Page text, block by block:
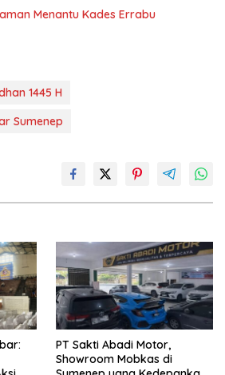
Menantu Kades Errabu
1445 H
Sumenep
PT Sakti Abadi Motor,
Showroom Mobkas di